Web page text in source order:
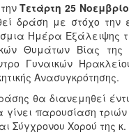
Τετάρτη 25
δράση με στόχο την
Ημέρα Εξάλειψης
Θυμάτων Βίας της
Γυναικών
Ανασυγκρότησης.
θα διανεμηθεί
γίνει παρουσίαση
Σύγχρονου Χορού της